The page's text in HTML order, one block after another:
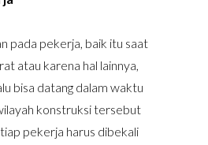
pada pekerja, baik itu saat
atau karena hal lainnya,
bisa datang dalam waktu
konstruksi tersebut
pekerja harus dibekali